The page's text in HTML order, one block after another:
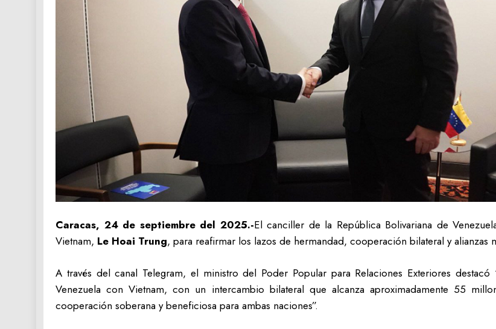
Caracas, 24 de septiembre del 2025.-El canciller de la República Bolivariana de
Vietnam, Le Hoai Trung, para reafirmar los lazos de hermandad, cooperación bilateral y alianzas
A través del canal Telegram, el ministro del Poder Popular para Relaciones Exteriores
Venezuela con Vietnam, con un intercambio bilateral que alcanza aproximadamente 55
cooperación soberana y beneficiosa para ambas naciones”.